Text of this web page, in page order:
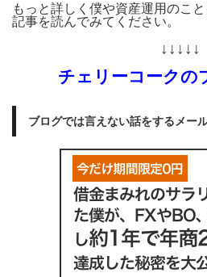
もっと詳しく僕や資産運用のこ
記事を読んでみてください。
↓↓↓↓↓
チェリーコークの
ブログでは言えない話をするメー